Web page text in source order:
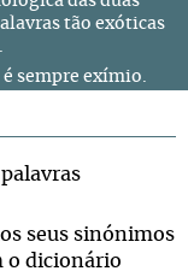
tão exóticas
sempre exímio.
seus sinónimos
o dicionário